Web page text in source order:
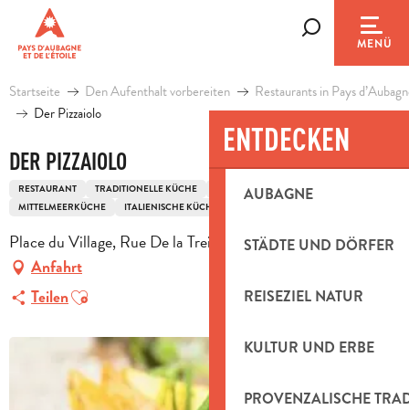
contenu
principal
MENÜ
ENTDECKEN
AUBAGNE
STÄDTE UND DÖRFER
REISEZIEL NATUR
KULTUR UND ERBE
PROVENZALISCHE
Startseite Den Aufenthalt vorbereiten
Restaurants in Pays
Der Pizzaiolo
DER PIZZAIOLO
RESTAURANT TRADITIONELLE KÜCHE
PIZZERIA
MITTELMEERKÜCHE
ITALIENISCHE KÜCHE
Place du Village, Rue De la Treille, 13360 Roquevaire
Anfahrt
TeilenAjouter aux favoris